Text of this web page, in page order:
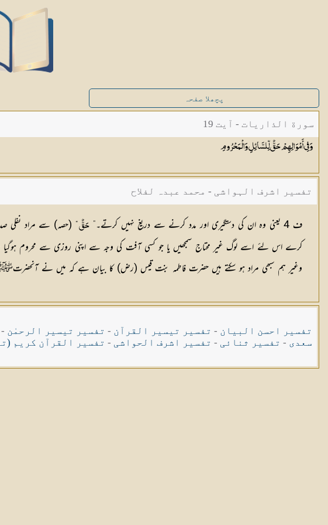
پچھلا صفحہ
سورة الذاريات - آیت 19
وَفِي أَمْوَالِهِمْ حَقٌّ لِّلسَّائِلِوَالْمَحْرُومِ
تفسیر اشرف الہواشی - محمد عبدہ لفلاح
ف 4 یعنی وہ ان کی دستگیری اور مدد کرنے سے دریغ نہیں کرتے۔” حَقٌّ“ (حصہ) سے مراد نفلی
کرے اس لئے اسے لوگ غیر محتاج سمجھیں یا جو کسی آفت کی وجہ سے اپنی روزی سے محروم ہوگیا
وغیر ہم سبھی مراد ہو سکتے ہیں حضرت فاطمہ بنت قیس (رض) کا بیان ہے کہ میں نے
تفسیر احسن البیان - تفسیر تیسیر القرآن - تفسیر تیسیر الرحمٰن -
سعدی - تفسیر ثنائی - تفسیر اشرف الحواشی - تفسیر القرآن کریم